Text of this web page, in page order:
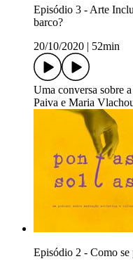
Episódio 3 - Arte
barco?
20/10/2020
52min
Uma conversa sobre
Paiva e Maria
Episódio 2 - Como se